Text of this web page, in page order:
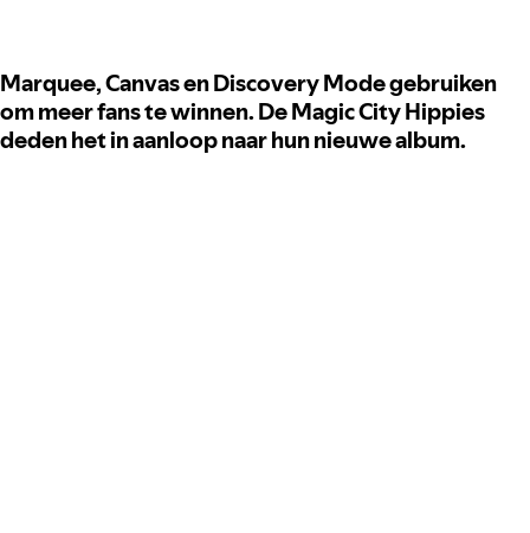
Marquee, Canvas en Discovery Mode gebruiken
om meer fans te winnen. De Magic City Hippies
deden het in aanloop naar hun nieuwe album.